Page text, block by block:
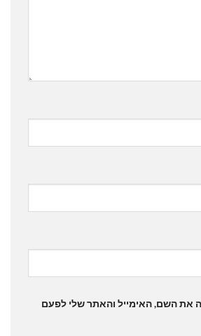
את השם, האימייל והאתר שלי לפעם